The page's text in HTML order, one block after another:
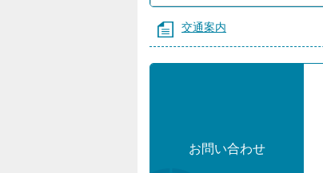
交通案内
お問い合わせ